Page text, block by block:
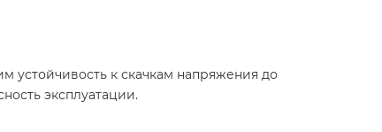
устойчивость к скачкам напряжения до
эксплуатации.​